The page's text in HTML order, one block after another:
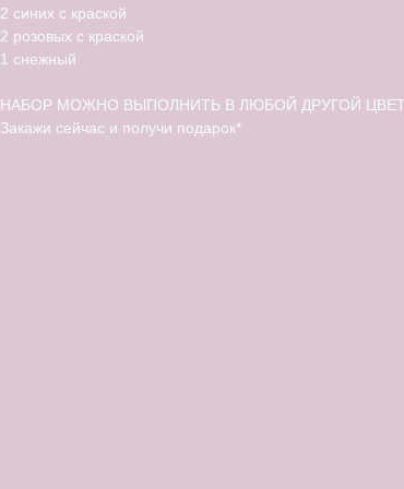
2 синих с краской
2 розовых с краской
1 снежный
НАБОР МОЖНО ВЫПОЛНИТЬ В ЛЮБОЙ ДРУГОЙ
Закажи сейчас и получи подарок*